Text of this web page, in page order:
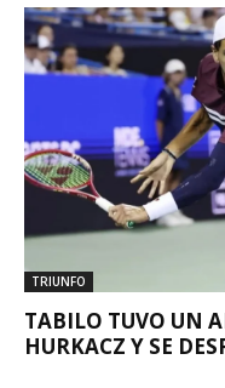
TRIUNFO
TABILO TUVO UN
HURKACZ Y SE